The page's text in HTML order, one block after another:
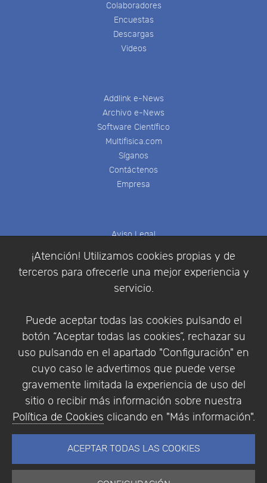
¡Atención! Utilizamos cookies propias y de
terceros para ofrecerle una mejor experiencia y
servicio.
Puede aceptar todas las cookies pulsando el
botón “Aceptar todas las cookies”, rechazar su
uso pulsando en el apartado "Configuración" en
cuyo caso le advertimos que puede verse
gravemente limitada la experiencia de uso del
sitio o recibir más información sobre nuestra
Política de Cookies clicando en "Más información".
ACEPTAR TODAS LAS COOKIES
Colaboradores
Encuestas
Descargas
Videos
Addlink e-News
Archivo e-News
Software Científico
Multifisica.com
Síganos
Contáctenos
Empresa
Aviso Legal
Política de Privacidad
Condiciones de compra
Identificarse
Empresa|Aviso Legal| Política de Privacidad |
Política de Cookies
© Copyright 1994 - 2026. Addlink Software
Científico, S.L.
Portugal.